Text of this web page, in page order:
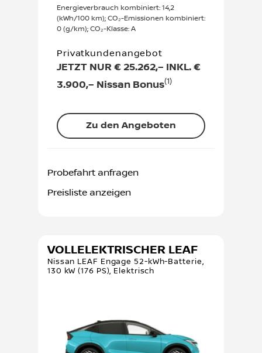
Energieverbrauch kombiniert: 14,2
(kWh/100 km); CO₂-Emissionen kombiniert:
0 (g/km); CO₂-Klasse: A
Privatkundenangebot
JETZT NUR € 25.262,– INKL. €
3.900,– Nissan Bonus(1)
Zu den Angeboten
Probefahrt anfragen
Preisliste anzeigen
VOLLELEKTRISCHER LEAF
Nissan LEAF Engage 52-kWh-Batterie,
130 kW (176 PS), Elektrisch